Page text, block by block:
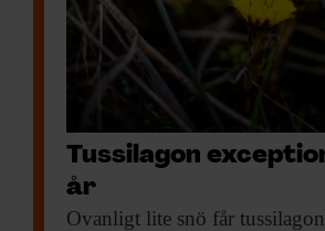
Tussilagon
år
Ovanligt lite snö får